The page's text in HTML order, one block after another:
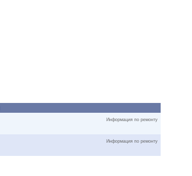
Информация по ремонту
Информация по ремонту